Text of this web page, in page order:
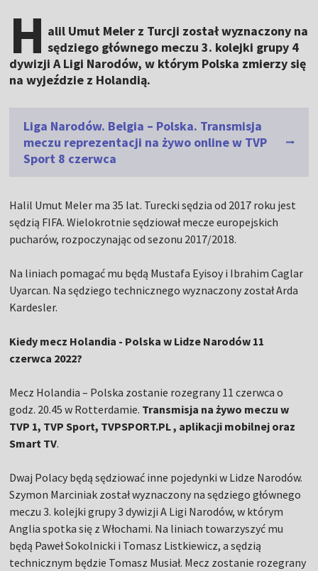
H alil Umut Meler z Turcji został wyznaczony na
sędziego głównego meczu 3. kolejki grupy 4
dywizji A Ligi Narodów, w którym Polska zmierzy się
na wyjeździe z Holandią.
Liga Narodów. Belgia – Polska. Transmisja
meczu reprezentacji na żywo online w TVP
Sport 8 czerwca
Halil Umut Meler ma 35 lat. Turecki sędzia od 2017 roku jest
sędzią FIFA. Wielokrotnie sędziował mecze europejskich
pucharów, rozpoczynając od sezonu 2017/2018.
Na liniach pomagać mu będą Mustafa Eyisoy i Ibrahim Caglar
Uyarcan. Na sędziego technicznego wyznaczony został Arda
Kardesler.
Kiedy mecz Holandia - Polska w Lidze Narodów 11
czerwca 2022?
Mecz Holandia – Polska zostanie rozegrany 11 czerwca o
godz. 20.45 w Rotterdamie. Transmisja na żywo meczu w
TVP 1, TVP Sport, TVPSPORT.PL , aplikacji mobilnej oraz
Smart TV.
Dwaj Polacy będą sędziować inne pojedynki w Lidze Narodów.
Szymon Marciniak został wyznaczony na sędziego głównego
meczu 3. kolejki grupy 3 dywizji A Ligi Narodów, w którym
Anglia spotka się z Włochami. Na liniach towarzyszyć mu
będą Paweł Sokolnicki i Tomasz Listkiewicz, a sędzią
technicznym będzie Tomasz Musiał. Mecz zostanie rozegrany